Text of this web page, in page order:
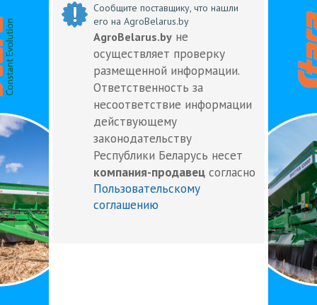
Сообщите поставщику, что нашли
его на AgroBelarus.by
AgroBelarus.by не
осуществляет проверку
размещенной информации.
Ответственность за
несоответствие информации
действующему
законодательству
Республики Беларусь несет
компания-продавец согласно
Пользовательскому
соглашению